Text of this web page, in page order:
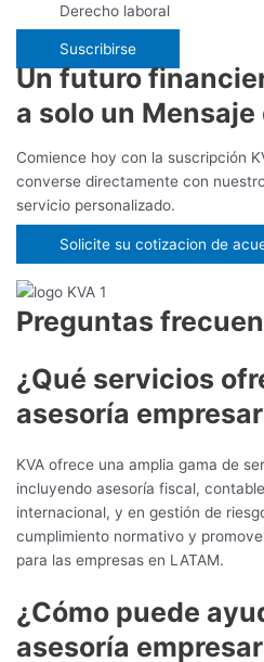
Derecho laboral
Suscribirse
Un futuro
a solo un
Comience hoy con la suscripción
converse directamente con
servicio personalizado.
Solicite su cotizacion de
Preguntas
¿Qué servicios
asesoría
KVA ofrece una amplia gama de
incluyendo asesoría fiscal,
internacional, y en gestión de
cumplimiento normativo y
para las empresas en LATAM.
¿Cómo puede
asesoría